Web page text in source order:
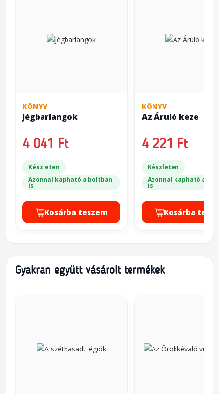
KÖNYV
Jégbarlangok
4 041 Ft
Készleten
Azonnal kapható a boltban
is
Kosárba teszem
KÖNYV
Az Áruló keze
4 221 Ft
Készleten
Azonnal kapható a
is
Kosárba
Gyakran együtt vásárolt termékek